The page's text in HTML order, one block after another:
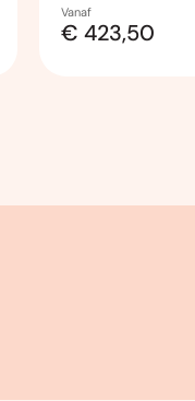
Vanaf
€ 423,50